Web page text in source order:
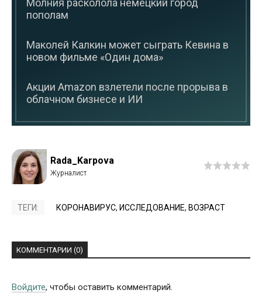
Молния расколола немецкий город
пополам
Маколей Калкин может сыграть Кевина в
новом фильме «Один дома»
Акции Amazon взлетели после прорыва в
облачном бизнесе и ИИ
Rada_Karpova
ТЕГИ: КОРОНАВИРУС, ИССЛЕДОВАНИЕ, ВОЗРАСТ
КОММЕНТАРИИ (0)
Войдите, чтобы оставить комментарий.